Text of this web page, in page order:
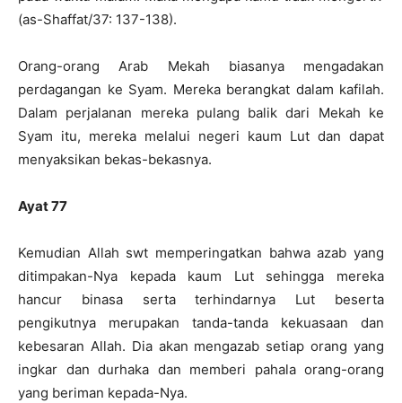
(as-Shaffat/37: 137-138).
Orang-orang Arab Mekah biasanya mengadakan
perdagangan ke Syam. Mereka berangkat dalam kafilah.
Dalam perjalanan mereka pulang balik dari Mekah ke
Syam itu, mereka melalui negeri kaum Lut dan dapat
menyaksikan bekas-bekasnya.
Ayat 77
Kemudian Allah swt memperingatkan bahwa azab yang
ditimpakan-Nya kepada kaum Lut sehingga mereka
hancur binasa serta terhindarnya Lut beserta
pengikutnya merupakan tanda-tanda kekuasaan dan
kebesaran Allah. Dia akan mengazab setiap orang yang
ingkar dan durhaka dan memberi pahala orang-orang
yang beriman kepada-Nya.